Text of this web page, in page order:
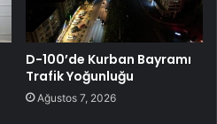
D-100’de Kurban Bayramı
Trafik Yoğunluğu
Ağustos 7, 2026